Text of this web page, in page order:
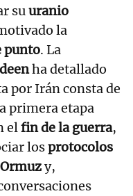
suuranio
la
punto. La
ha detallado
por Irán consta de
primera etapa
elfin de la guerra,
losprotocolos
y,